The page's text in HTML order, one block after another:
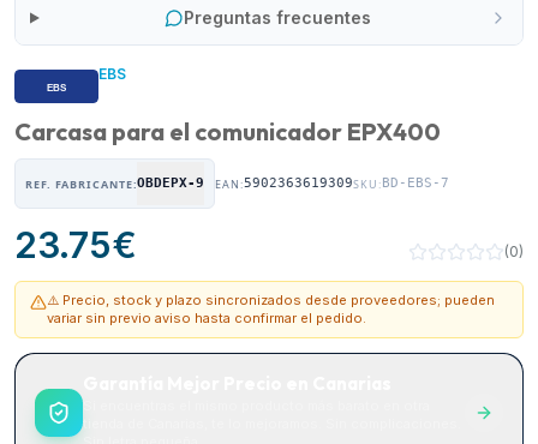
Preguntas frecuentes
EBS
Carcasa para el comunicador EPX400
REF. FABRICANTE:OBDEPX-9 EAN:5902363619309SKU:BD-EBS-7
23.75€ (0)
⚠️ Precio, stock y plazo sincronizados desde proveedores; pueden
variar sin previo aviso hasta confirmar el pedido.